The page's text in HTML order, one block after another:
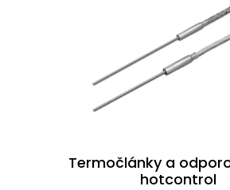
Termočlánky a
hotcontrol